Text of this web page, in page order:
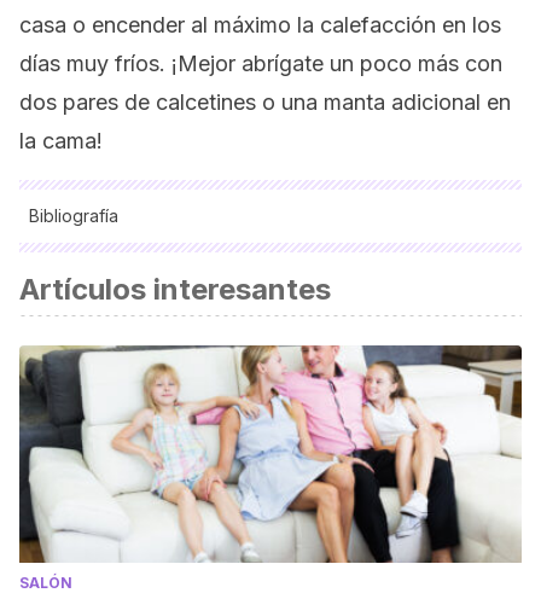
casa o encender al máximo la calefacción en los
días muy fríos. ¡Mejor abrígate un poco más con
dos pares de calcetines o una manta adicional en
la cama!
Bibliografía
de la humedad por condensación dentro de viviendas
Artículos interesantes
SALÓN